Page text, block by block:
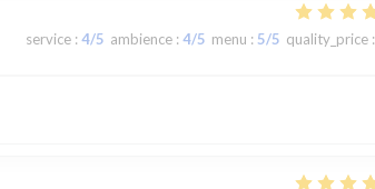
service: 4/5 ambience: 4/5 menu : 5/5 quality_price: